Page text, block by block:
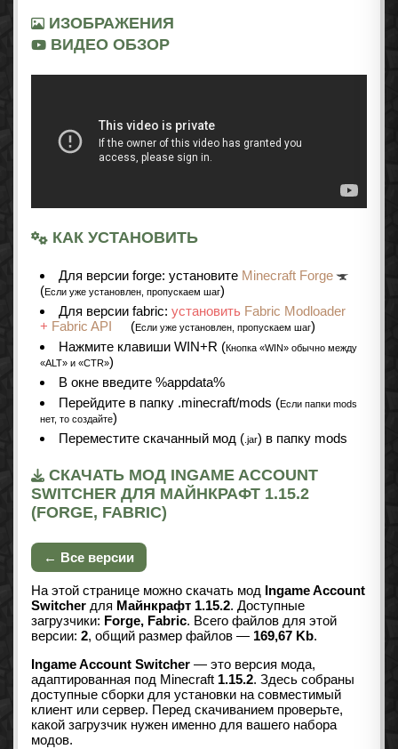
ИЗОБРАЖЕНИЯ
ВИДЕО ОБЗОР
КАК УСТАНОВИТЬ
Для версии forge: установите Minecraft Forge
(Если уже установлен, пропускаем шаг)
Для версии fabric: установить Fabric Modloader
+ Fabric API (Если уже установлен, пропускаем шаг)
Нажмите клавиши WIN+R (Кнопка «WIN» обычно между
«ALT» и «CTR»)
В окне введите %appdata%
Перейдите в папку .minecraft/mods (Если папки mods
нет, то создайте)
Переместите скачанный мод ( .jar) в папку mods
СКАЧАТЬ МОД INGAME ACCOUNT
SWITCHER ДЛЯ МАЙНКРАФТ 1.15.2
(FORGE, FABRIC)
← Все версии
На этой странице можно скачать мод Ingame Account
Switcher для Майнкрафт 1.15.2. Доступные
загрузчики: Forge, Fabric. Всего файлов для этой
версии: 2, общий размер файлов — 169,67 Kb.
Ingame Account Switcher — это версия мода,
адаптированная под Minecraft 1.15.2. Здесь собраны
доступные сборки для установки на совместимый
клиент или сервер. Перед скачиванием проверьте,
какой загрузчик нужен именно для вашего набора
модов.